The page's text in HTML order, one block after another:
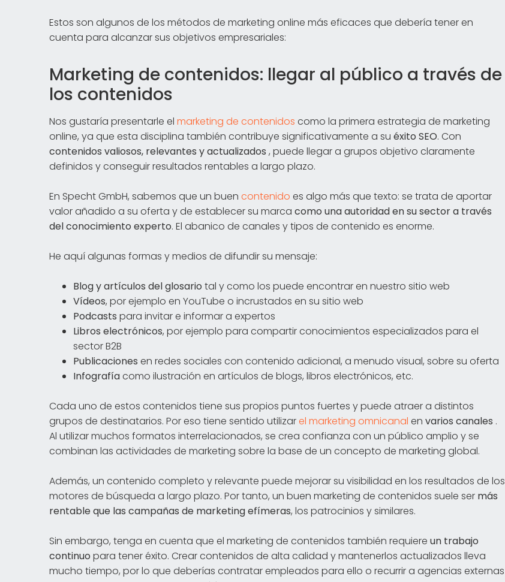
Estos son algunos de los métodos de marketing online más eficaces que debería tener en
cuenta para alcanzar sus objetivos empresariales:
Marketing de contenidos: llegar al público a través de
los contenidos
Nos gustaría presentarle el marketing de contenidos como la primera estrategia de marketing
online, ya que esta disciplina también contribuye significativamente a su éxito SEO. Con
contenidos valiosos, relevantes y actualizados , puede llegar a grupos objetivo claramente
definidos y conseguir resultados rentables a largo plazo.
En Specht GmbH, sabemos que un buen contenido es algo más que texto: se trata de aportar
valor añadido a su oferta y de establecer su marca como unaautoridad en su sectora través
del conocimiento experto. El abanico de canales y tipos de contenido es enorme.
He aquí algunas formas y medios de difundir su mensaje:
Blog y artículos del glosario tal y como los puede encontrar en nuestro sitio web
Vídeos, por ejemplo en YouTube o incrustados en su sitio web
Podcasts para invitar e informar a expertos
Libros electrónicos, por ejemplo para compartir conocimientos especializados para el
sector B2B
Publicaciones en redes sociales con contenido adicional, a menudo visual, sobre su oferta
Infografíacomo ilustración en artículos de blogs, libros electrónicos, etc.
Cada uno de estos contenidos tiene sus propios puntos fuertes y puede atraer a distintos
grupos de destinatarios. Por eso tiene sentido utilizarel marketing omnicanal en varios canales .
Al utilizar muchos formatos interrelacionados, se crea confianza con un público amplio y se
combinan las actividades de marketing sobre la base de un concepto de marketing global.
Además, un contenido completo y relevante puede mejorar su visibilidad en los resultados de los
motores de búsqueda a largo plazo. Por tanto, un buen marketing de contenidos suele ser más
rentable que las campañas de marketing efímeras, los patrocinios y similares.
Sin embargo, tenga en cuenta que el marketing de contenidos también requiere un trabajo
continuo para tener éxito. Crear contenidos de alta calidad y mantenerlos actualizados lleva
mucho tiempo, por lo que deberías contratar empleados para ello o recurrir a agencias externas